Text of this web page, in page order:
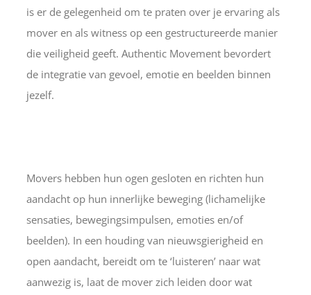
is er de gelegenheid om te praten over je ervaring als
mover en als witness op een gestructureerde manier
die veiligheid geeft. Authentic Movement bevordert
de integratie van gevoel, emotie en beelden binnen
jezelf.
Movers hebben hun ogen gesloten en richten hun
aandacht op hun innerlijke beweging (lichamelijke
sensaties, bewegingsimpulsen, emoties en/of
beelden). In een houding van nieuwsgierigheid en
open aandacht, bereidt om te ‘luisteren’ naar wat
aanwezig is, laat de mover zich leiden door wat